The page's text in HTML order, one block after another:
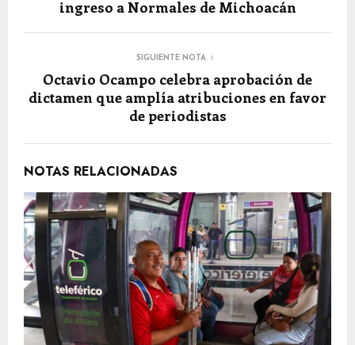
ingreso a Normales de Michoacán
SIGUIENTE NOTA
Octavio Ocampo celebra aprobación de
dictamen que amplía atribuciones en favor
de periodistas
NOTAS RELACIONADAS